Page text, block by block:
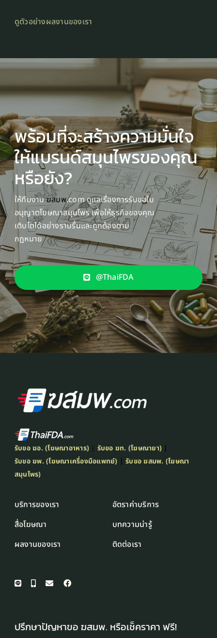
ดูตัวอย่างผลงานของเรา
พร้อมที่จะสร้างความมั่นใจ
ให้แบรนด์สมุนไพรของคุณ
หรือยัง?
ให้ทีมงานฆสมพ.com ดูแลเรื่องการรับขอใบ
อนุญาตโฆษณาสมุนไพร เพื่อให้ธุรกิจของคุณ
เติบโตได้อย่างราบรื่นและถูกต้องตาม
กฎหมาย
@ThaiFDA
รับขอ ฆอ. (โฆษณาอาหาร) | รับขอ ฆท. (โฆษณายา) |
รับขอ ฆพ. (โฆษณาเครื่องมือแพทย์) | รับขอ ฆสมพ. (โฆษณา
สมุนไพร)
บริการของเรา
สื่อโฆษณา
ผลงานของเรา
อัตราค่าบริการ
บทความน่ารู้
ติดต่อเรา
ปรึกษาปัญหาขอ ฆสมพ. หรือเช็คราคา ฟรี!